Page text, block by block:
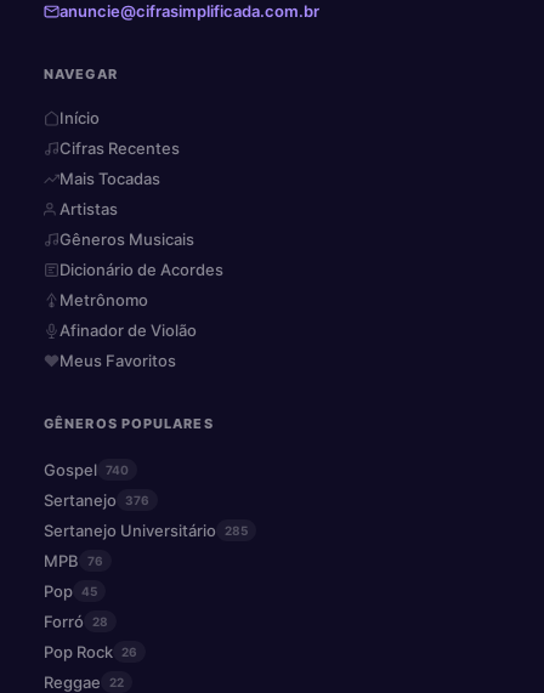
anuncie@cifrasimplificada.com.br
NAVEGAR
Início
Cifras Recentes
Mais Tocadas
Artistas
Gêneros Musicais
Dicionário de Acordes
Metrônomo
Afinador de Violão
Meus Favoritos
GÊNEROS POPULARES
Gospel 740
Sertanejo 376
Sertanejo Universitário 285
MPB 76
Pop 45
Forró 28
Pop Rock 26
Reggae 22